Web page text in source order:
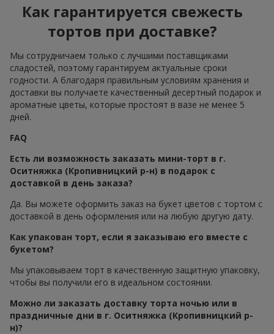
Как гарантируется свежесть
тортов при доставке?
Мы сотрудничаем только с лучшими поставщиками
сладостей, поэтому гарантируем актуальные сроки
годности. А благодаря правильным условиям хранения и
доставки вы получаете качественный десертный подарок и
ароматные цветы, которые простоят в вазе не менее 5
дней.
FAQ
Есть ли возможность заказать мини-торт в г.
Оситняжка (Кропивницкий р-н) в подарок с
доставкой в день заказа?
Да. Вы можете оформить заказ на букет цветов с тортом с
доставкой в день оформления или на любую другую дату.
Как упакован торт, если я заказываю его вместе с
букетом?
Мы упаковываем торт в качественную защитную упаковку,
чтобы вы получили его в идеальном состоянии.
Можно ли заказать доставку торта ночью или в
праздничные дни в г. Оситняжка (Кропивницкий р-
н)?